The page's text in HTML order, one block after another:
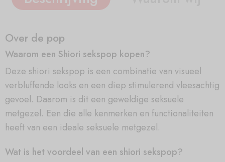
Over de pop
Waarom een Shiori sekspop kopen?
Deze shiori sekspop is een combinatie van visueel
verbluffende looks en een diep stimulerend vleesachtig
gevoel. Daarom is dit een geweldige seksuele
metgezel. Een die alle kenmerken en functionaliteiten
heeft van een ideale seksuele metgezel.
Wat is het voordeel van een shiori sekspop?